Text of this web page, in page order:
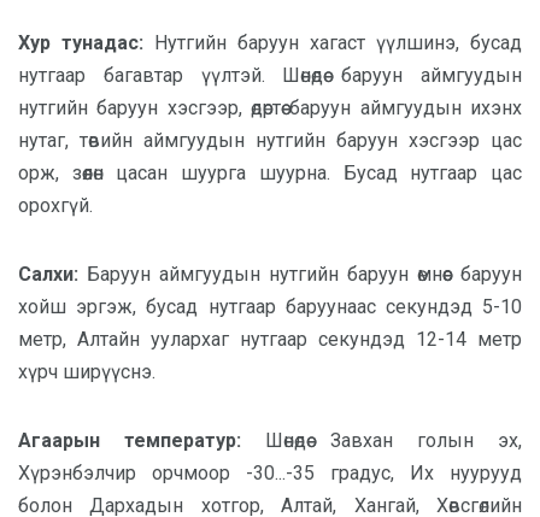
Хур тунадас: Нутгийн баруун хагаст үүлшинэ, бусад
нутгаар багавтар үүлтэй. Шөнөдөө баруун аймгуудын
нутгийн баруун хэсгээр, өдөртөө баруун аймгуудын ихэнх
нутаг, төвийн аймгуудын нутгийн баруун хэсгээр цас
орж, зөөлөн цасан шуурга шуурна. Бусад нутгаар цас
орохгүй.
Салхи: Баруун аймгуудын нутгийн баруун өмнөөс баруун
хойш эргэж, бусад нутгаар баруунаас секундэд 5-10
метр, Алтайн уулархаг нутгаар секундэд 12-14 метр
хүрч ширүүснэ.
Агаарын температур:
Шөнөдөө Завхан голын эх,
Хүрэнбэлчир орчмоор -30...-35 градус, Их нуурууд
болон Дархадын хотгор, Алтай, Хангай, Хөвсгөлийн